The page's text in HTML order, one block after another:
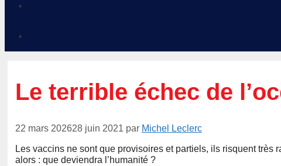
Le terrible échec de
22 mars 202628 juin 2021 par Michel Leclerc
Les vaccins ne sont que provisoires et partiels, ils risquent
alors : que deviendra l’humanité ?